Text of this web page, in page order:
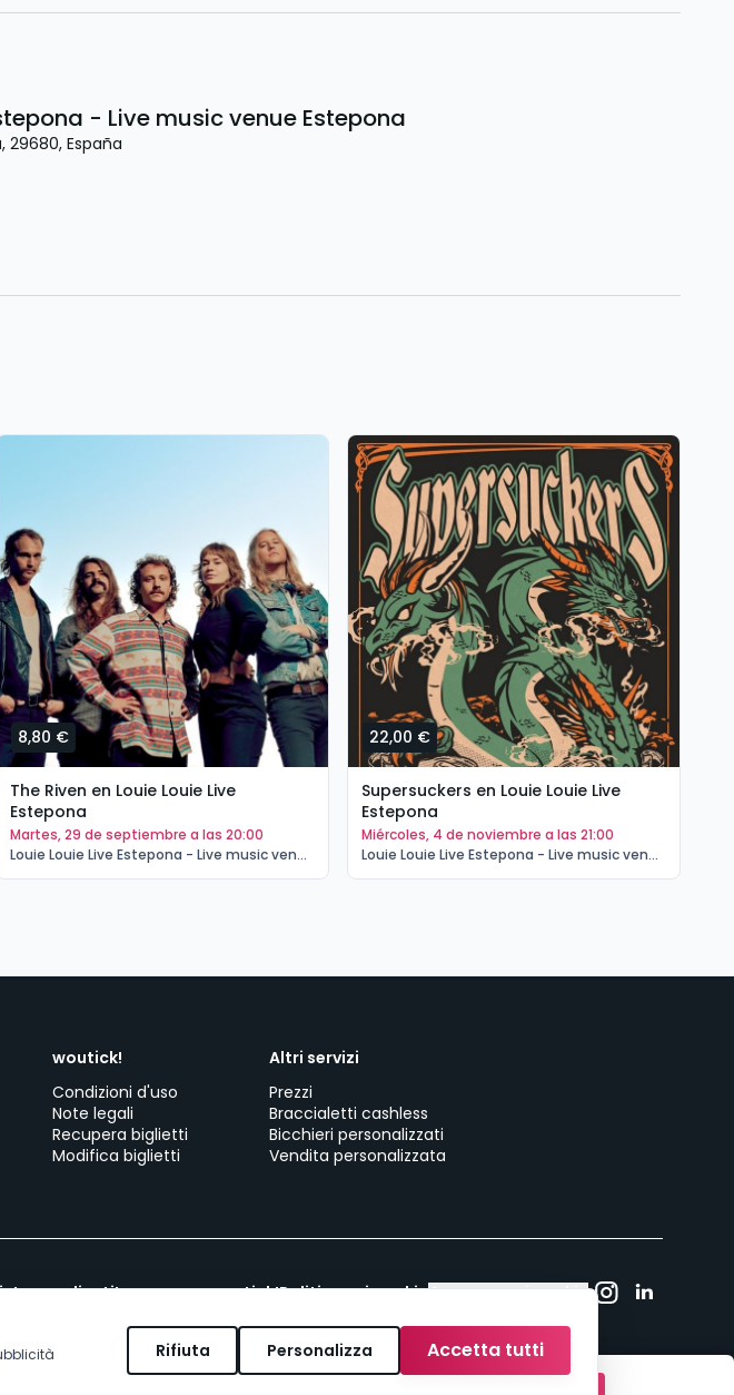
- Live music venue Estepona
, 29680, España
8,80 €
The Riven en Louie Louie Live
Estepona
martes, 29 de septiembre a las 20:00
Louie Louie Live Estepona - Live music venue Estepona | Estepona
22,00 €
Supersuckers en Louie Louie Live
Estepona
miércoles, 4 de noviembre a las 21:00
Louie Louie Live Estepona - Live music venue Estepona | Estepona
woutick!
Condizioni d'uso
Note legali
Recupera biglietti
Modifica biglietti
Altri servizi
Prezzi
Braccialetti cashless
Bicchieri personalizzati
Vendita personalizzata
clientiLavora con woutick!Politica sui cookieConsenso ai cookie
Rifiuta Personalizza Accetta tutti